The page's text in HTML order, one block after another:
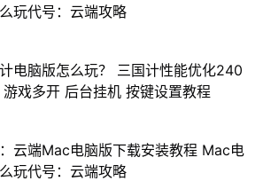
玩代号：云端攻略
电脑版怎么玩？ 三国计性能优化240
游戏多开 后台挂机 按键设置教程
云端Mac电脑版下载安装教程 Mac电
玩代号：云端攻略